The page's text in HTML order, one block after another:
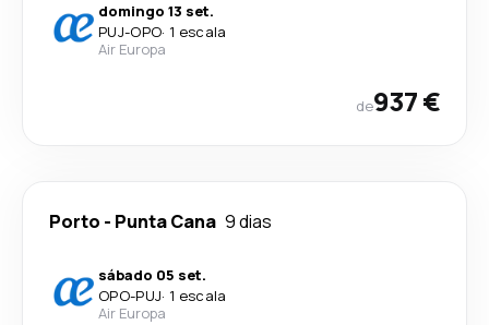
domingo 13 set.
PUJ-OPO· 1 escala
Air Europa
de937 €
Porto - Punta Cana 9 dias
sábado 05 set.
OPO-PUJ· 1 escala
Air Europa